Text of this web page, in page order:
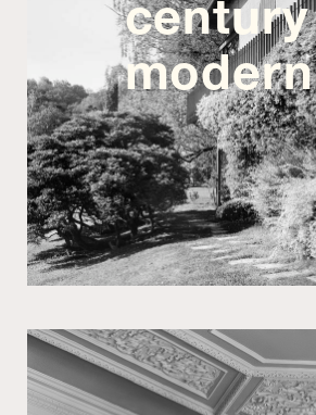
century
modern